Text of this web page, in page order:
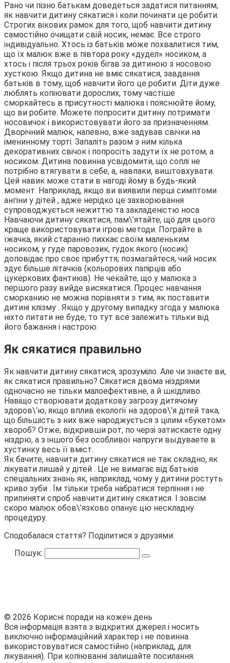
Рано чи пізно батькам доведеться задатися питанням,
як навчити дитину сякатися і коли починати це робити.
Строгих вікових рамок для того, щоб навчити дитину
самостійно очищати свій носик, немає. Все строго
індивідуально. Хтось із батьків може похвалитися тим,
що їх малюк вже в півтора року «дудел» носиком, а
хтось і після трьох років бігав за дитиною з носовою
хусткою. Якщо дитина не вміє сякатися, завдання
батьків в тому, щоб навчити його це робити. Діти дуже
люблять копіювати дорослих, тому частіше
сморкайтесь в присутності малюка і пояснюйте йому,
що ви робите. Можете попросити дитину потримати
носовичок і використовувати його за призначенням.
Дворічний малюк, напевно, вже задував свічки на
іменинному торті. Запаліть разом з ним кілька
декоративних свічок і попросіть задути їх не ротом, а
носиком. Дитина повинна усвідомити, що соплі не
потрібно втягувати в себе, а, навпаки, виштовхувати.
Цей навик може стати в нагоді йому в будь-який
момент. Наприклад, якщо ви виявили перші симптоми
ангіни у дітей , адже нерідко це захворювання
супроводжується нежиттю та закладеністю носа.
Навчаючи дитину сякатися, пам\’ятайте, що для цього
краще використовувати ігрові методи. Пограйте в
їжачка, який старанно пихкає своїм маленьким
носиком; у гуде паровозик, гудок якого (носик)
доповідає про своє прибуття; позмагайтеся, чий носик
здує більше літачків (кольорових папірців або
цукеркових фантиків). Не чекайте, що у малюка з
першого разу вийде висякатися. Процес навчання
сморканию не можна порівняти з тим, як поставити
дитині клізму . Якщо у другому випадку згода у малюка
ніхто питати не буде, то тут все залежить тільки від
його бажання і настрою.
Як сякатися правильно
Як навчити дитину сякатися, зрозуміло. Але чи знаєте ви,
як сякатися правильно? Сякатися двома ніздрями
одночасно не тільки малоефективне, а й шкідливо.
Навіщо створювати додаткову загрозу дитячому
здоров\’ю, якщо вплив екології на здоров\’я дітей така,
що більшість з них вже народжується з цілим «букетом»
хвороб? Отже, відкривши рот, по черзі затискаєте одну
ніздрю, а з іншого без особливої напруги выдуваете в
хустинку весь її вміст.
Як бачите, навчити дитину сякатися не так складно, як
лікувати лишай у дітей . Це не вимагає від батьків
спеціальних знань як, наприклад, чому у дитини ростуть
криво зуби . Їм тільки треба набратися терпіння і не
припиняти спроб навчити дитину сякатися. І зовсім
скоро малюк обов\’язково опанує цю нескладну
процедуру.
Сподобалася стаття? Поділитися з друзями:
Пошук:
© 2026 Корисні поради на кожен день
Вся інформація взята з відкритих джерел і носить
виключно інформаційний характер і не повинна
використовуватися самостійно (наприклад, для
лікування). При копіюванні залишайте посилання.